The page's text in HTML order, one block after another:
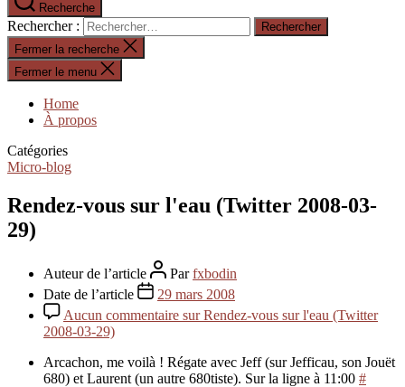
Recherche
Rechercher :
Fermer la recherche
Fermer le menu
Home
À propos
Catégories
Micro-blog
Rendez-vous sur l'eau (Twitter 2008-03-
29)
Auteur de l’article Parfxbodin
Date de l’article
29 mars 2008
Aucun commentaire sur Rendez-vous sur l'eau (Twitter
2008-03-29)
Arcachon, me voilà ! Régate avec Jeff (sur Jefficau, son Jouët
680) et Laurent (un autre 680tiste). Sur la ligne à 11:00 #